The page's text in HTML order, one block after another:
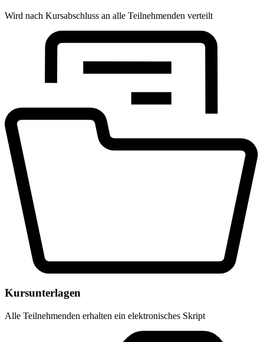
Wird nach Kursabschluss an alle Teilnehmenden verteilt
Kursunterlagen
Alle Teilnehmenden erhalten ein elektronisches Skript